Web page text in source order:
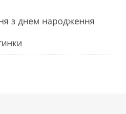
з днем народження